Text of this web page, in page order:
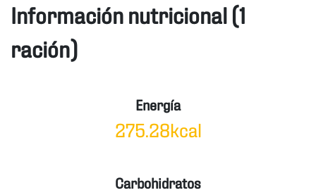
Información nutricional (1
ración)
Energía
275.28kcal
Carbohidratos